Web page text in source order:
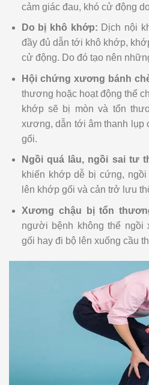
cảm giác đau, khó cử động
Do bị khô khớp: Dịch nội
đầy đủ dẫn tới khô khớp,
cử động. Do đó tạo nên
Hội chứng xương bánh
thương hoặc hoạt động thể
khớp sẽ bị mòn và tổn
xương, dẫn tới âm thanh lụp
gối.
Ngồi quá lâu, ngồi sai tư
khiến khớp dễ bị cứng,
lên khớp gối và cản trở lưu
Xương chậu bị tổn
người bệnh không thể ngồi
gối hay đi bộ lên xuống cầu